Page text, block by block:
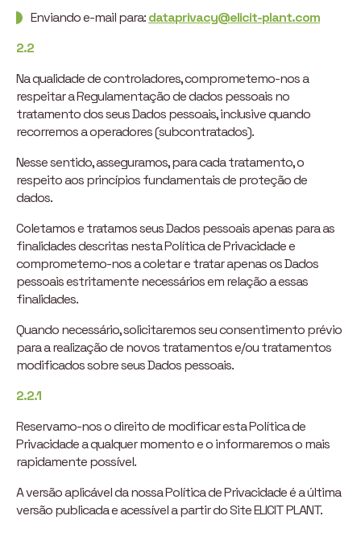
Enviando e-mail para:dataprivacy@elicit-plant.com
2.2
Na qualidade de controladores, comprometemo-nos a
respeitar a Regulamentação de dados pessoais no
tratamento dos seus Dados pessoais, inclusive quando
recorremos a operadores (subcontratados).
Nesse sentido, asseguramos, para cada tratamento, o
respeito aos princípios fundamentais de proteção de
dados.
Coletamos e tratamos seus Dados pessoais apenas para as
finalidades descritas nesta Política de Privacidade e
comprometemo-nos a coletar e tratar apenas os Dados
pessoais estritamente necessários em relação a essas
finalidades.
Quando necessário, solicitaremos seu consentimento prévio
para a realização de novos tratamentos e/ou tratamentos
modificados sobre seus Dados pessoais.
2.2.1
Reservamo-nos o direito de modificar esta Política de
Privacidade a qualquer momento e o informaremos o mais
rapidamente possível.
A versão aplicável da nossa Política de Privacidade é a última
versão publicada e acessível a partir do Site ELICIT PLANT.